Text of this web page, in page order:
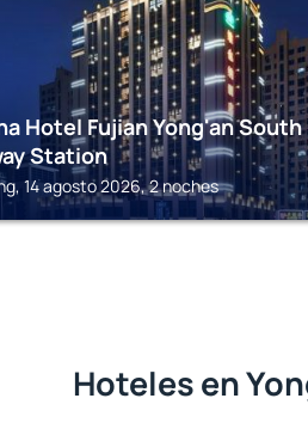
Hotel Fujian Yong'an South
Station
14 agosto 2026, 2 noches
Hoteles en